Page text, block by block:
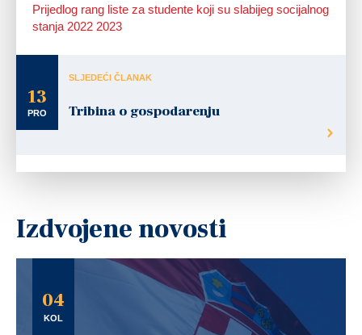
Prijedlog rang liste za studente koji su slabijeg socijalnog
stanja 2022 2023
13
PRO
SLJEDEĆI ČLANAK
Tribina o gospodarenju
Izdvojene novosti
04
KOL